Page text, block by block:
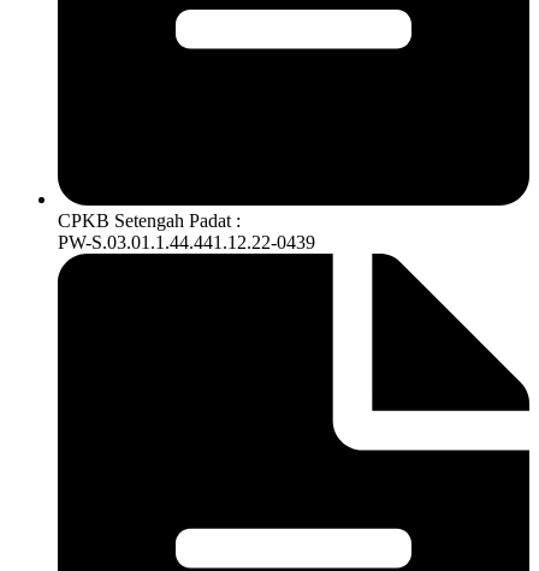
CPKB Setengah Padat :
PW-S.03.01.1.44.441.12.22-0439